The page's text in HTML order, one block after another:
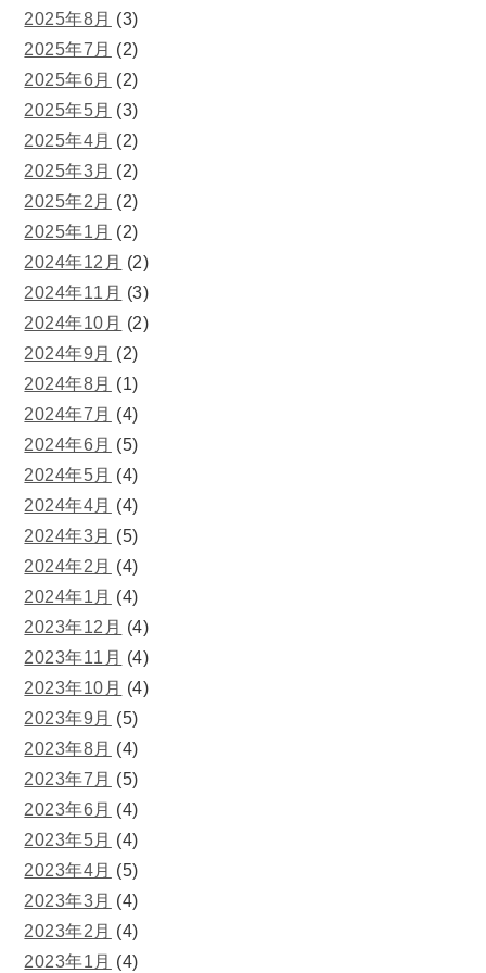
2025年8月 (3)
2025年7月 (2)
2025年6月 (2)
2025年5月 (3)
2025年4月 (2)
2025年3月 (2)
2025年2月 (2)
2025年1月 (2)
2024年12月 (2)
2024年11月 (3)
2024年10月 (2)
2024年9月 (2)
2024年8月 (1)
2024年7月 (4)
2024年6月 (5)
2024年5月 (4)
2024年4月 (4)
2024年3月 (5)
2024年2月 (4)
2024年1月 (4)
2023年12月 (4)
2023年11月 (4)
2023年10月 (4)
2023年9月 (5)
2023年8月 (4)
2023年7月 (5)
2023年6月 (4)
2023年5月 (4)
2023年4月 (5)
2023年3月 (4)
2023年2月 (4)
2023年1月 (4)